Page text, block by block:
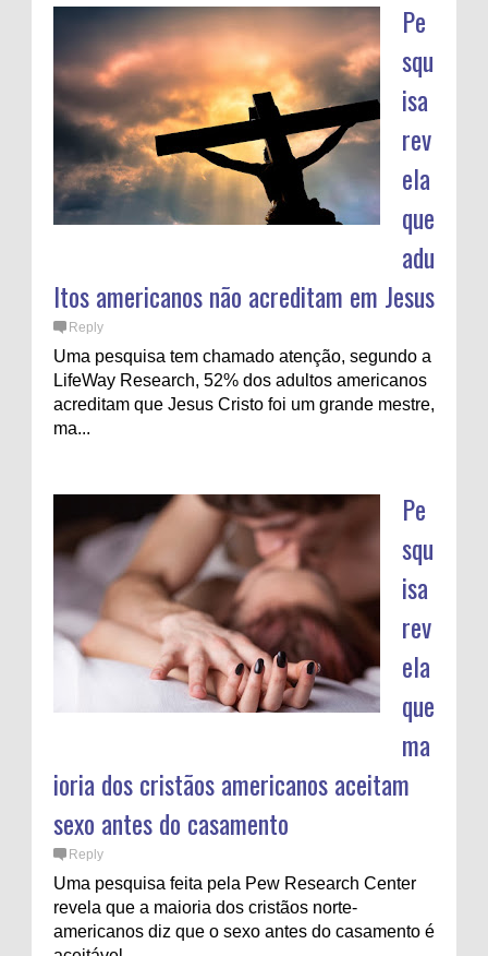
Pe
squ
isa
rev
ela
que
adu
ltos americanos não acreditam em Jesus
Reply
Uma pesquisa tem chamado atenção, segundo a
LifeWay Research, 52% dos adultos americanos
acreditam que Jesus Cristo foi um grande mestre,
ma...
Pe
squ
isa
rev
ela
que
ma
ioria dos cristãos americanos aceitam
sexo antes do casamento
Reply
Uma pesquisa feita pela Pew Research Center
revela que a maioria dos cristãos norte-
americanos diz que o sexo antes do casamento é